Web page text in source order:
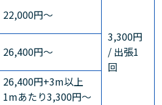
3,300円
/ 出張1
回
22,000円～
26,400円～
26,400円+3m以上
1mあたり3,300円～